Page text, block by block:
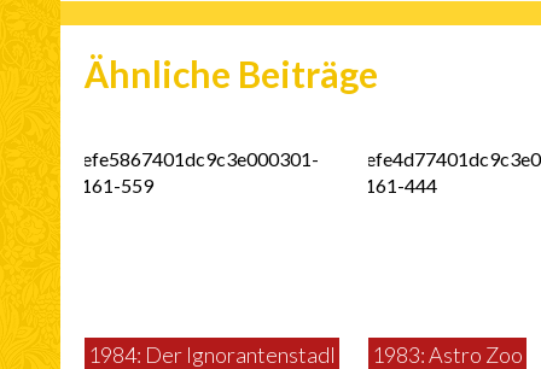
Ähnliche Beiträge
1984: Der Ignorantenstadl 1983: Astro Zoo